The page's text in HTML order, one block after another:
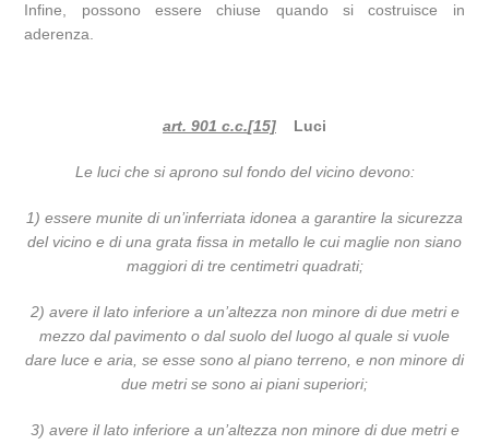
Infine, possono essere chiuse quando si costruisce in
aderenza.
art. 901 c.c.[15] Luci
Le luci che si aprono sul fondo del vicino devono:
1) essere munite di un’inferriata idonea a garantire la sicurezza
del vicino e di una grata fissa in metallo le cui maglie non siano
maggiori di tre centimetri quadrati;
2) avere il lato inferiore a un’altezza non minore di due metri e
mezzo dal pavimento o dal suolo del luogo al quale si vuole
dare luce e aria, se esse sono al piano terreno, e non minore di
due metri se sono ai piani superiori;
3) avere il lato inferiore a un’altezza non minore di due metri e